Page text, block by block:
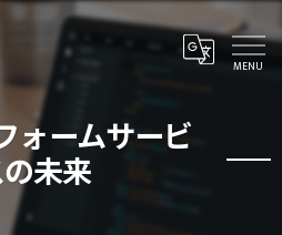
ォームサービ
未来